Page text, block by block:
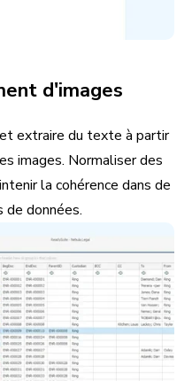
d'images
extraire du texte à partir
images. Normaliser des
la cohérence dans de
de données.